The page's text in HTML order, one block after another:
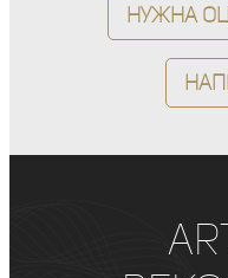
Нужна